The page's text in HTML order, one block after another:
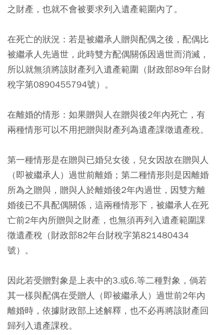
之財產，也就不會被要求列入遺產範圍內了。
在死亡的狀況： 若是被繼承人贈與配偶之後，配偶比
被繼承人先過世，此時雙方配偶關係因過世而消滅，
所以就無須將該財產列入遺產範圍（財政部89年台財
稅字第0890455794號）。
在離婚的情形： 如果贈與人在贈與後2年內死亡，有
兩種情形可以不用把贈與財產列為遺產課徵遺產稅。
第一種情形是在贈與已婚兒女後，兒女因故在贈與人
（即被繼承人）過世前離婚；第二種情形則是因離婚
所為之贈與，贈與人於離婚後2年內過世，因雙方離
婚後已不具配偶關係，這兩種情形下，被繼承人在死
亡前2年內所贈與之財產，也無須再列入遺產範圍課
徵遺產稅（財政部82年台財稅字第821480434
號）。
因此若受贈對象是上表中的3.或6.等二種對象，倘若
其一樣與配偶在受贈人（即被繼承人）過世前2年內
離婚時，依據財政部上述解釋，也不必再將該財產回
歸列入遺產課稅。